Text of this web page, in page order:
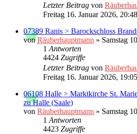
Letzter Beitrag von
Freitag 16. Januar 2026, 20:48
07389 Ranis > Barockschloss
vonRäuberhauptmann » Samstag
1 Antworten
4424 Zugriffe
Letzter Beitrag von
Freitag 16. Januar 2026, 19:05
06108 Halle > Marktkirche St.
zu Halle (Saale)
von Räuberhauptmann » Samstag
1 Antworten
4423 Zugriffe